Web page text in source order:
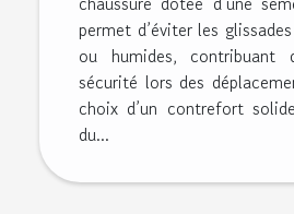
permet d’éviter les
ou humides, contribuant
sécurité lors des
choix d’un contrefort
du...